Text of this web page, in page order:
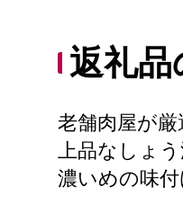
返礼品
老舗肉屋が
上品なしょ
濃いめの味